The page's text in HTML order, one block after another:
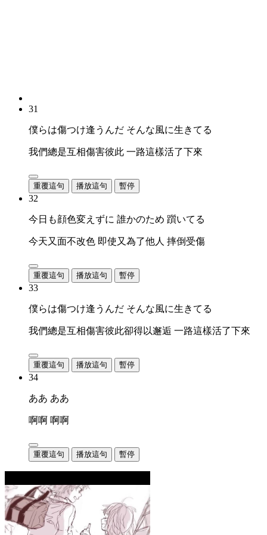
31
僕らは傷つけ逢うんだ そんな風に生きてる
我們總是互相傷害彼此 一路這樣活了下來
重覆這句 播放這句 暫停
32
今日も顔色変えずに 誰かのため 躓いてる
今天又面不改色 即使又為了他人 摔倒受傷
重覆這句 播放這句 暫停
33
僕らは傷つけ逢うんだ そんな風に生きてる
我們總是互相傷害彼此卻得以邂逅 一路這樣活了下來
重覆這句 播放這句 暫停
34
ああ ああ
啊啊 啊啊
重覆這句 播放這句 暫停